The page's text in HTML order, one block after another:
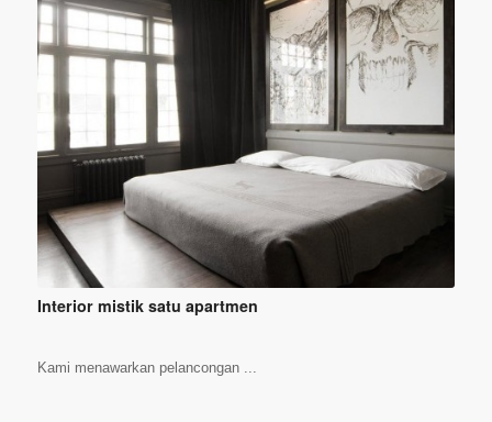
Interior mistik satu apartmen
Kami menawarkan pelancongan ...